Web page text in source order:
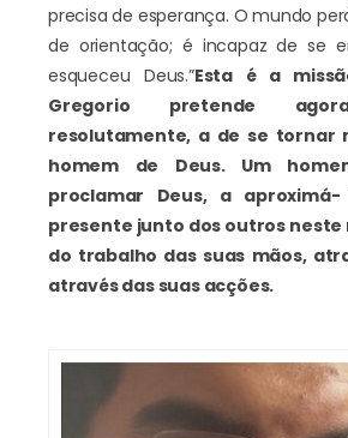
precisa de esperança. O mundo
de orientação; é incapaz de se
esqueceu Deus.”Esta é a
Gregorio pretende
resolutamente, a de se tornar
homem de Deus. Um
proclamar Deus, a aproximá-
presente junto dos outros neste
do trabalho das suas mãos,
através das suas acções.